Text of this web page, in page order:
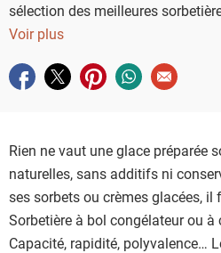
sélection des meilleures
cuisine en atelier gourmand.
Voir plus
Partager sur facebook
Partager sur twitter
Partager sur pinterest
Partager sur
Envoyer à
Rien ne vaut une glace préparée
naturelles, sans additifs ni
ses sorbets ou crèmes glacées, il
Sorbetière à bol congélateur ou à
Capacité, rapidité, polyvalence…